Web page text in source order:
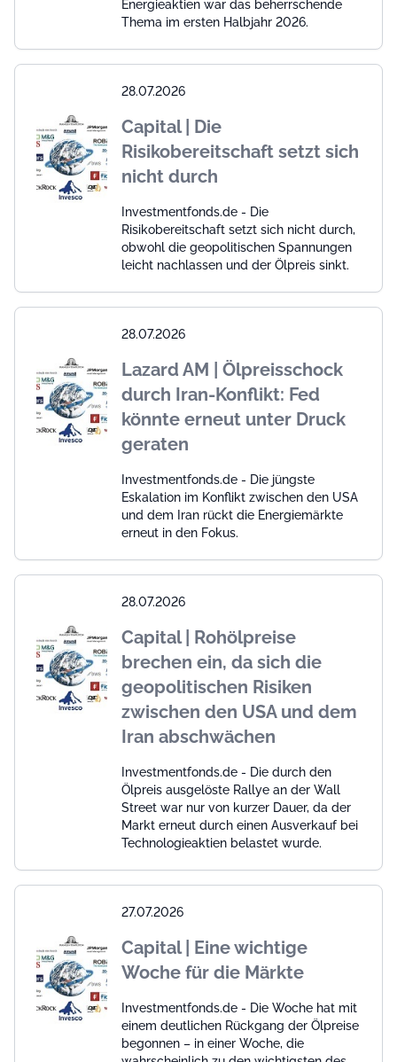
Energieaktien war das beherrschende
Thema im ersten Halbjahr 2026.
28.07.2026
Capital | Die
Risikobereitschaft setzt sich
nicht durch
Investmentfonds.de - Die
Risikobereitschaft setzt sich nicht durch,
obwohl die geopolitischen Spannungen
leicht nachlassen und der Ölpreis sinkt.
28.07.2026
Lazard AM | Ölpreisschock
durch Iran-Konflikt: Fed
könnte erneut unter Druck
geraten
Investmentfonds.de - Die jüngste
Eskalation im Konflikt zwischen den USA
und dem Iran rückt die Energiemärkte
erneut in den Fokus.
28.07.2026
Capital | Rohölpreise
brechen ein, da sich die
geopolitischen Risiken
zwischen den USA und dem
Iran abschwächen
Investmentfonds.de - Die durch den
Ölpreis ausgelöste Rallye an der Wall
Street war nur von kurzer Dauer, da der
Markt erneut durch einen Ausverkauf bei
Technologieaktien belastet wurde.
27.07.2026
Capital | Eine wichtige
Woche für die Märkte
Investmentfonds.de - Die Woche hat mit
einem deutlichen Rückgang der Ölpreise
begonnen – in einer Woche, die